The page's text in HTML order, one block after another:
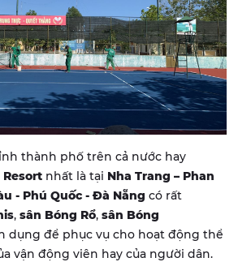
thành phố trên cả nước hay
Resort nhất là tại Nha Trang – Phan
- Phú Quốc - Đà Nẵng có rất
, sân Bóng Rổ, sân Bóng
dụng để phục vụ cho hoạt động thể
vận động viên hay của người dân.